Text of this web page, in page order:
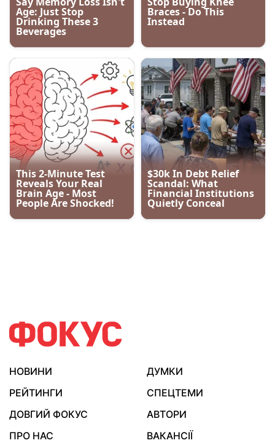
НОВИНИ
ДУМКИ
РЕЙТИНГИ
СПЕЦТЕМИ
ДОВГИЙ ФОКУС
АВТОРИ
ПРО НАС
ВАКАНСІЇ